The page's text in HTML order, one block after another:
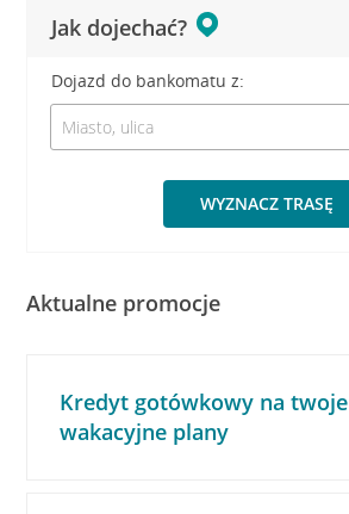
Jak dojechać?
Dojazd do bankomatu z:
WYZNACZ TRASĘ
Aktualne promocje
Kredyt gotówkowy na twoje
wakacyjne plany